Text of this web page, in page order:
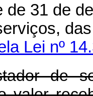
de 31 de
Lei nº
de